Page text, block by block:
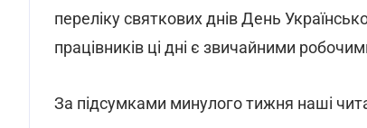
переліку святкових днів День
працівників ці дні є звичайними
За підсумками минулого тижня наші